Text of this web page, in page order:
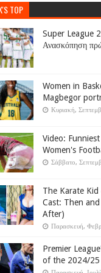
TOP
Super League
Ανασκόπηση
Women in
Magbegor
Κυριακή,
Video:
Women's
Σάββατο,
The Karate
Cast: Then
After)
Παρασκευή,
Premier
of the 2024/25